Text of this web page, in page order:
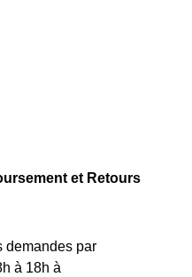
et Retours
demandes par
à 18h à